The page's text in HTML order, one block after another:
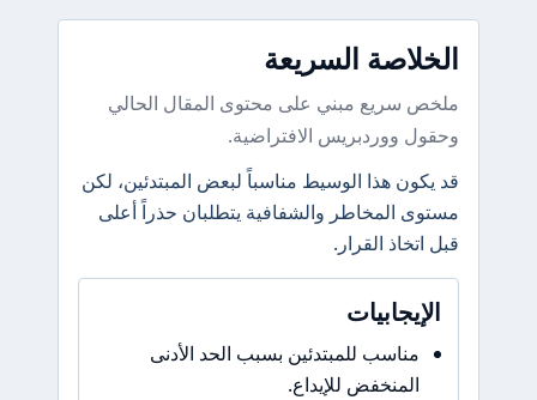
الخلاصة السريعة
ملخص سريع مبني على محتوى المقال الحالي
وحقول ووردبريس الافتراضية.
قد يكون هذا الوسيط مناسباً لبعض المبتدئين، لكن
مستوى المخاطر والشفافية يتطلبان حذراً أعلى
قبل اتخاذ القرار.
الإيجابيات
مناسب للمبتدئين بسبب الحد الأدنى
المنخفض للإيداع.